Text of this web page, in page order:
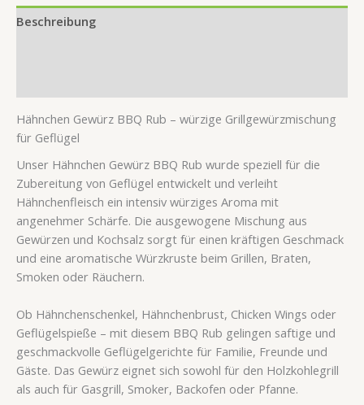
Beschreibung
Hähnchen Gewürz BBQ Rub – würzige Grillgewürzmischung
für Geflügel
Unser Hähnchen Gewürz BBQ Rub wurde speziell für die
Zubereitung von Geflügel entwickelt und verleiht
Hähnchenfleisch ein intensiv würziges Aroma mit
angenehmer Schärfe. Die ausgewogene Mischung aus
Gewürzen und Kochsalz sorgt für einen kräftigen Geschmack
und eine aromatische Würzkruste beim Grillen, Braten,
Smoken oder Räuchern.
Ob Hähnchenschenkel, Hähnchenbrust, Chicken Wings oder
Geflügelspieße – mit diesem BBQ Rub gelingen saftige und
geschmackvolle Geflügelgerichte für Familie, Freunde und
Gäste. Das Gewürz eignet sich sowohl für den Holzkohlegrill
als auch für Gasgrill, Smoker, Backofen oder Pfanne.